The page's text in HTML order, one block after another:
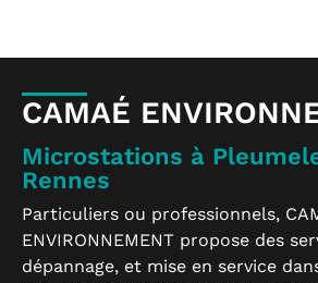
CAMAÉ
Microstations à
Rennes
Particuliers ou professionnels,
ENVIRONNEMENT propose des
dépannage, et mise en service